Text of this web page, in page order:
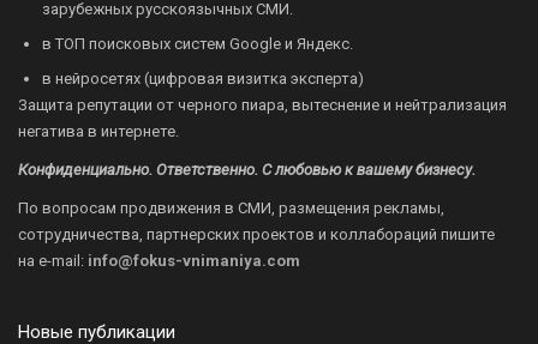
зарубежных русскоязычных СМИ.
в ТОП поисковых систем Google и Яндекс.
в нейросетях (цифровая визитка эксперта)
Защита репутации от черного пиара, вытеснение и нейтрализация
негатива в интернете.
Конфиденциально. Ответственно. С любовью к вашему бизнесу.
По вопросам продвижения в СМИ, размещения рекламы,
сотрудничества, партнерских проектов и коллабораций пишите
на e-mail: info@fokus-vnimaniya.com
Новые публикации